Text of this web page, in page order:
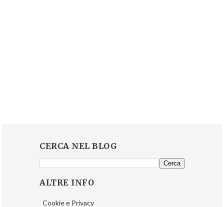
CERCA NEL BLOG
ALTRE INFO
Cookie e Privacy